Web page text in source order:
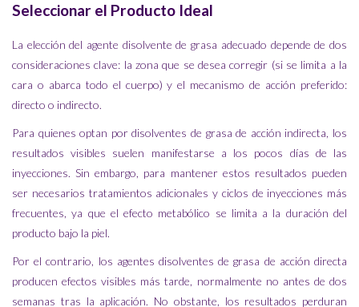
Seleccionar el Producto Ideal
La elección del agente disolvente de grasa adecuado depende de dos
consideraciones clave: la zona que se desea corregir (si se limita a la
cara o abarca todo el cuerpo) y el mecanismo de acción preferido:
directo o indirecto.
Para quienes optan por disolventes de grasa de acción indirecta, los
resultados visibles suelen manifestarse a los pocos días de las
inyecciones. Sin embargo, para mantener estos resultados pueden
ser necesarios tratamientos adicionales y ciclos de inyecciones más
frecuentes, ya que el efecto metabólico se limita a la duración del
producto bajo la piel.
Por el contrario, los agentes disolventes de grasa de acción directa
producen efectos visibles más tarde, normalmente no antes de dos
semanas tras la aplicación. No obstante, los resultados perduran